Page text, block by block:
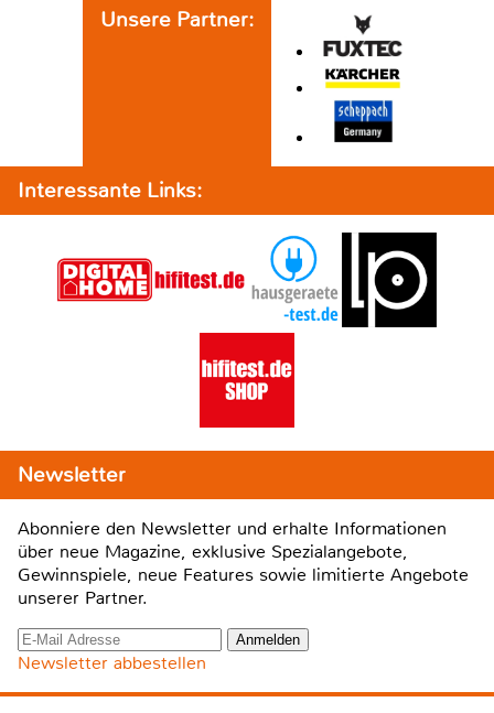
Unsere Partner:
Interessante Links:
Newsletter
Abonniere den Newsletter und erhalte Informationen
über neue Magazine, exklusive Spezialangebote,
Gewinnspiele, neue Features sowie limitierte Angebote
unserer Partner.
Newsletter abbestellen